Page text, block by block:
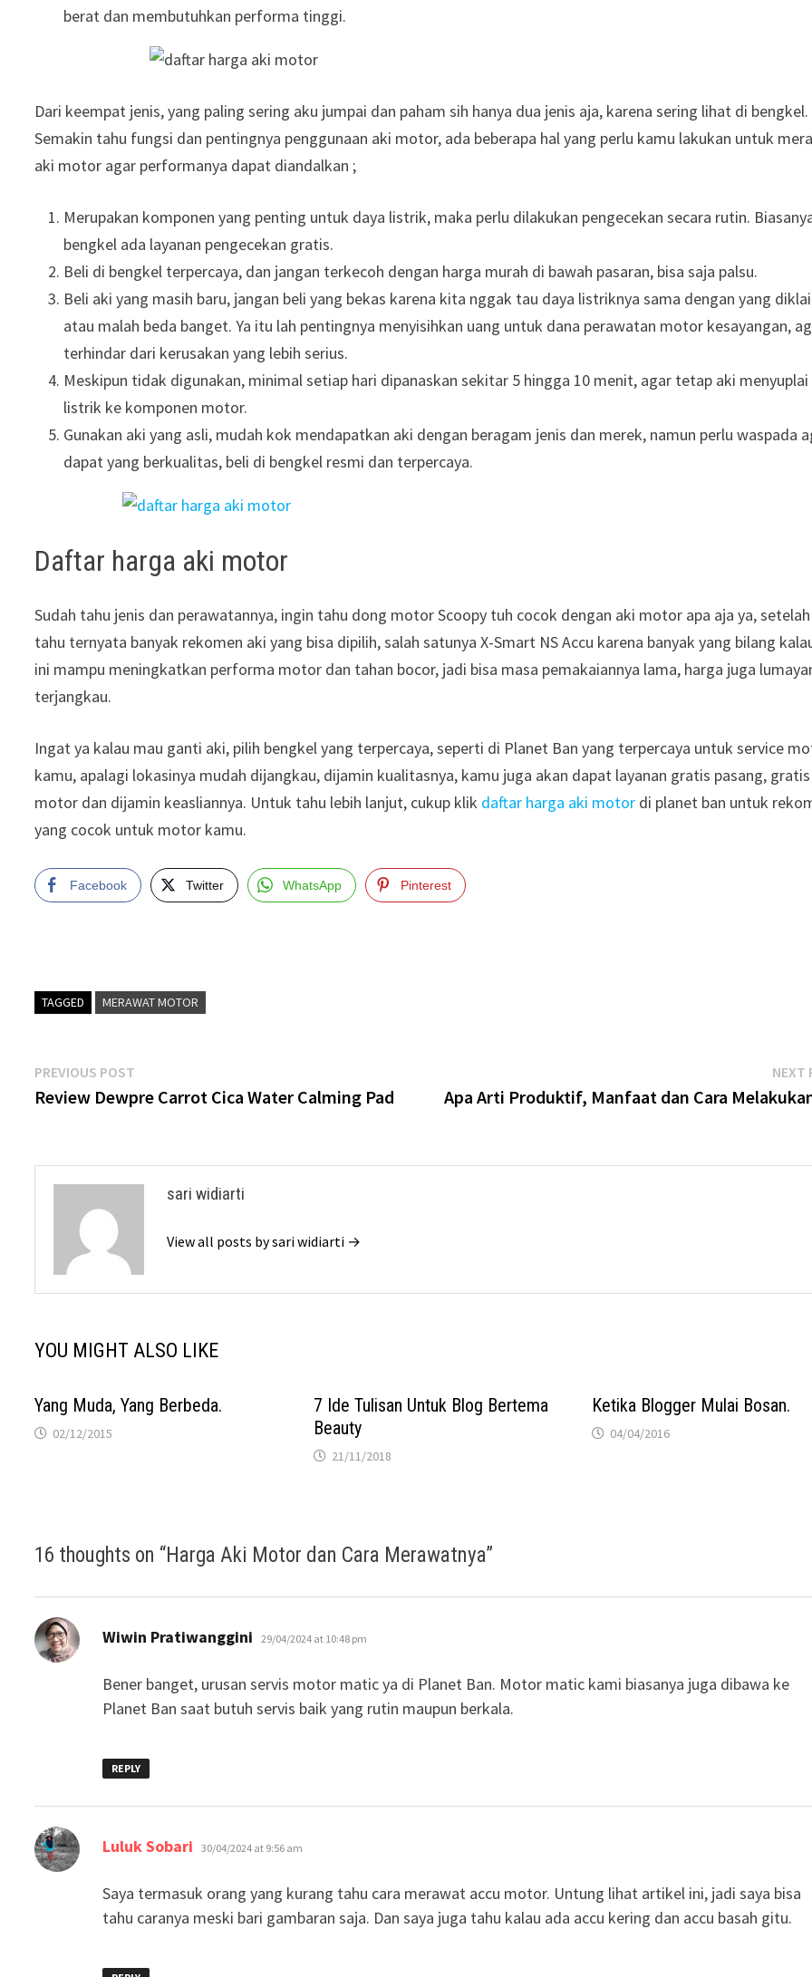
berat dan membutuhkan performa tinggi.
Dari keempat jenis, yang paling sering aku jumpai dan paham sih hanya dua jenis aja, karena sering lihat di bengkel.
Semakin tahu fungsi dan pentingnya penggunaan aki motor, ada beberapa hal yang perlu kamu lakukan untuk
aki motor agar performanya dapat diandalkan ;
Merupakan komponen yang penting untuk daya listrik, maka perlu dilakukan pengecekan secara rutin.
bengkel ada layanan pengecekan gratis.
Beli di bengkel terpercaya, dan jangan terkecoh dengan harga murah di bawah pasaran, bisa saja palsu.
Beli aki yang masih baru, jangan beli yang bekas karena kita nggak tau daya listriknya sama dengan yang
atau malah beda banget. Ya itu lah pentingnya menyisihkan uang untuk dana perawatan motor kesayangan,
terhindar dari kerusakan yang lebih serius.
Meskipun tidak digunakan, minimal setiap hari dipanaskan sekitar 5 hingga 10 menit, agar tetap aki menyuplai
listrik ke komponen motor.
Gunakan aki yang asli, mudah kok mendapatkan aki dengan beragam jenis dan merek, namun perlu waspada
dapat yang berkualitas, beli di bengkel resmi dan terpercaya.
Daftar harga aki motor
Sudah tahu jenis dan perawatannya, ingin tahu dong motor Scoopy tuh cocok dengan aki motor apa aja ya,
tahu ternyata banyak rekomen aki yang bisa dipilih, salah satunyaX-Smart NS Accu karena banyak yang bilang
ini mampu meningkatkan performa motor dan tahan bocor, jadi bisa masa pemakaiannya lama, harga juga
terjangkau.
Ingat ya kalau mau ganti aki, pilih bengkel yang terpercaya, seperti di Planet Ban yang terpercaya untuk service
kamu, apalagi lokasinya mudah dijangkau, dijamin kualitasnya, kamu juga akan dapat layanan gratis pasang,
motor dan dijamin keasliannya. Untuk tahu lebih lanjut, cukup klik daftar harga aki motor di planet ban untuk
yang cocok untuk motor kamu.
Facebook Twitter WhatsApp Pinterest
TAGGED MERAWAT MOTOR
Post
navigation
PREVIOUS POST
post:
Review Dewpre Carrot Cica Water Calming Pad
NEXT
Apa Arti Produktif, Manfaat dan Cara
sari widiarti
View all posts by sari widiarti →
YOU MIGHT ALSO LIKE
Yang Muda, Yang Berbeda.
02/12/2015
7 Ide Tulisan Untuk Blog Bertema
Beauty
21/11/2018
Ketika Blogger Mulai Bosan.
04/04/2016
16 thoughts on “Harga Aki Motor dan Cara Merawatnya”
Wiwin Pratiwanggini says:
29/04/2024 at 10:48 pm
Bener banget, urusan servis motor matic ya di Planet Ban. Motor matic kami biasanya juga dibawa ke
Planet Ban saat butuh servis baik yang rutin maupun berkala.
REPLY
Luluk Sobari says:
30/04/2024 at 9:56 am
Saya termasuk orang yang kurang tahu cara merawat accu motor. Untung lihat artikel ini, jadi saya bisa
tahu caranya meski bari gambaran saja. Dan saya juga tahu kalau ada accu kering dan accu basah gitu.